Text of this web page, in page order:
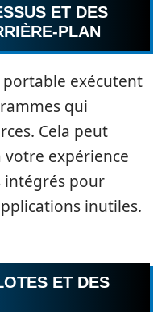
ET DES
PLAN
exécutent
qui
Cela peut
expérience
intégrés pour
inutiles.
ET DES